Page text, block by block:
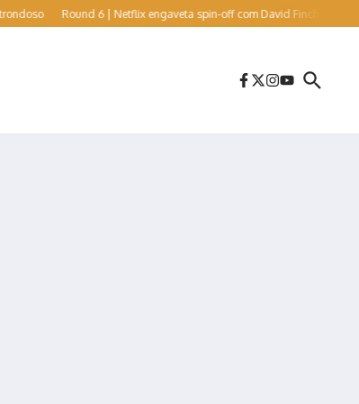
Round 6 | Netflix engaveta spin-off com David Fincher e Cate